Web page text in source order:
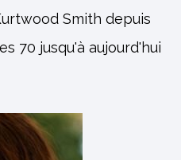
Smith depuis
70 jusqu'à aujourd'hui